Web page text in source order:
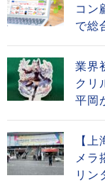
コン
で総
業界
クリ
平岡
【
メラ
リン